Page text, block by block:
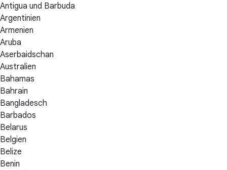
Antigua und Barbuda
Argentinien
Armenien
Aruba
Aserbaidschan
Australien
Bahamas
Bahrain
Bangladesch
Barbados
Belarus
Belgien
Belize
Benin